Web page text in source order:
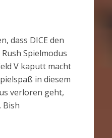
dass DICE den
Spielmodus
V kaputt macht
in diesem
verloren geht,
Bish